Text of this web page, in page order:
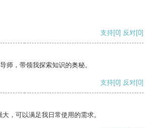
支持[0] 反对[0]
师，带领我探索知识的奥秘。
支持[0] 反对[0]
，可以满足我日常使用的需求。